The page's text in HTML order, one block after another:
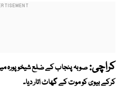
کراچی:صوبہ پنجاب کے ضلع شیخوپورہ
کرکے بیوی کو موت کے گھاٹ اتار دیا۔